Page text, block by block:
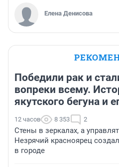
Елена Денисова
Победили рак и
вопреки всему.
якутского бегуна и
12 часов 8 353 2
Стены в зеркалах, а
Незрячий красноярец
в городе